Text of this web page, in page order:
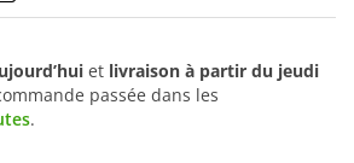
et livraison à partir du jeudi
passée dans les
.